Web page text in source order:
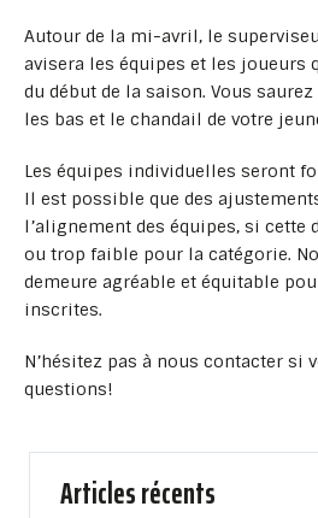
Autour de la mi-avril, le
avisera les équipes et les joueurs
du début de la saison. Vous
les bas et le chandail de votre
Les équipes individuelles seront
Il est possible que des
l’alignement des équipes, si cette
ou trop faible pour la catégorie.
demeure agréable et équitable
inscrites.
N’hésitez pas à nous contacter si
questions!
Articles récents